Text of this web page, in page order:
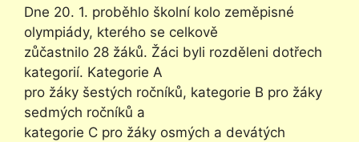
Dne 20. 1. proběhlo školní kolo zeměpisné
olympiády, kterého se celkově
zůčastnilo 28 žáků. Žáci byli rozděleni dotřech
kategorií. Kategorie A
pro žáky šestých ročníků, kategorie B pro žáky
sedmých ročníků a
kategorie C pro žáky osmých a devátých